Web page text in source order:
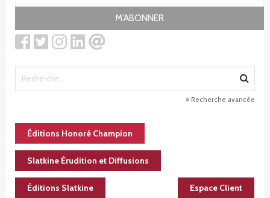
M'ABONNER
Recherche avancée
Éditions Honoré Champion
Slatkine Érudition et Diffusions
Éditions Slatkine Espace Client